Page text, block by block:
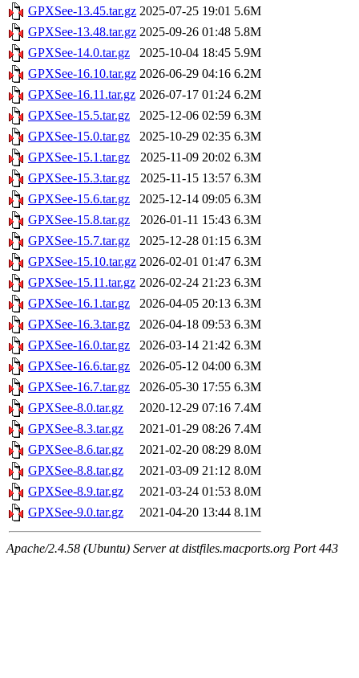
GPXSee-13.45.tar.gz 2025-07-25 19:01 5.6M
GPXSee-13.48.tar.gz 2025-09-26 01:48 5.8M
GPXSee-14.0.tar.gz
2025-10-04 18:45 5.9M
GPXSee-16.10.tar.gz 2026-06-29 04:16 6.2M
GPXSee-16.11.tar.gz 2026-07-17 01:24 6.2M
GPXSee-15.5.tar.gz
2025-12-06 02:59 6.3M
GPXSee-15.0.tar.gz
2025-10-29 02:35 6.3M
GPXSee-15.1.tar.gz
2025-11-09 20:02 6.3M
GPXSee-15.3.tar.gz
2025-11-15 13:57 6.3M
GPXSee-15.6.tar.gz
2025-12-14 09:05 6.3M
GPXSee-15.8.tar.gz
2026-01-11 15:43 6.3M
GPXSee-15.7.tar.gz
2025-12-28 01:15 6.3M
GPXSee-15.10.tar.gz 2026-02-01 01:47 6.3M
GPXSee-15.11.tar.gz 2026-02-24 21:23 6.3M
GPXSee-16.1.tar.gz
2026-04-05 20:13 6.3M
GPXSee-16.3.tar.gz
2026-04-18 09:53 6.3M
GPXSee-16.0.tar.gz
2026-03-14 21:42 6.3M
GPXSee-16.6.tar.gz
2026-05-12 04:00 6.3M
GPXSee-16.7.tar.gz
2026-05-30 17:55 6.3M
GPXSee-8.0.tar.gz
2020-12-29 07:16 7.4M
GPXSee-8.3.tar.gz
2021-01-29 08:26 7.4M
GPXSee-8.6.tar.gz
2021-02-20 08:29 8.0M
GPXSee-8.8.tar.gz
2021-03-09 21:12 8.0M
GPXSee-8.9.tar.gz
2021-03-24 01:53 8.0M
GPXSee-9.0.tar.gz
2021-04-20 13:44 8.1M
Apache/2.4.58 (Ubuntu) Server at distfiles.macports.org Port 443